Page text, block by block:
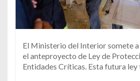
El Ministerio del Interior somete
el anteproyecto de Ley de
Entidades Críticas. Esta futura ley